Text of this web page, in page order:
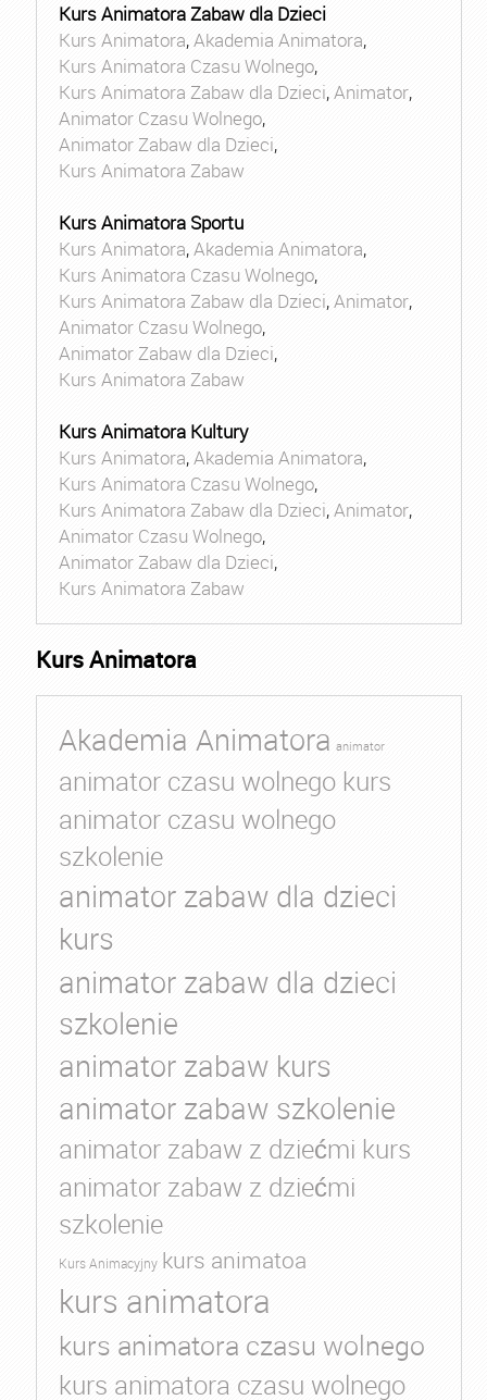
Kurs Animatora Zabaw dla Dzieci
Kurs Animatora,Akademia Animatora,
Kurs Animatora Czasu Wolnego,
Kurs Animatora Zabaw dla Dzieci,Animator,
Animator Czasu Wolnego,
Animator Zabaw dla Dzieci,
Kurs Animatora Zabaw
Kurs Animatora Sportu
Kurs Animatora,Akademia Animatora,
Kurs Animatora Czasu Wolnego,
Kurs Animatora Zabaw dla Dzieci,Animator,
Animator Czasu Wolnego,
Animator Zabaw dla Dzieci,
Kurs Animatora Zabaw
Kurs Animatora Kultury
Kurs Animatora,Akademia Animatora,
Kurs Animatora Czasu Wolnego,
Kurs Animatora Zabaw dla Dzieci,Animator,
Animator Czasu Wolnego,
Animator Zabaw dla Dzieci,
Kurs Animatora Zabaw
Kurs Animatora
Akademia Animatora animator
animator czasu wolnego kurs
animator czasu wolnego
szkolenie
animator zabaw dla dzieci
kurs
animator zabaw dla dzieci
szkolenie
animator zabaw kurs
animator zabaw szkolenie
animator zabaw z dziećmi kurs
animator zabaw z dziećmi
szkolenie
Kurs Animacyjny kurs animatoa
kurs animatora
kurs animatora czasu wolnego
kurs animatora czasu wolnego